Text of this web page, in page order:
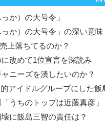
か）の大号令」
っか）の大号令」の深い意
上落ちてるのか？
改めて1位宣言を深読み
ニーズを潰したいのか？
アイドルグループにした飯
「うちのトップは近藤真彦
に飯島三智の責任は？